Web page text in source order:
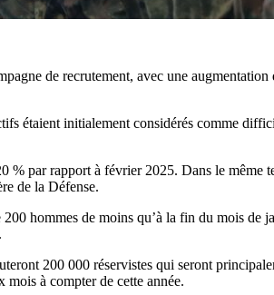
de recrutement, avec une
étaient initialement considérés comme
par rapport à février 2025. Dans le même
de la Défense.
hommes de moins qu’à la fin du mois de
200 000 réservistes qui seront
à compter de cette année.